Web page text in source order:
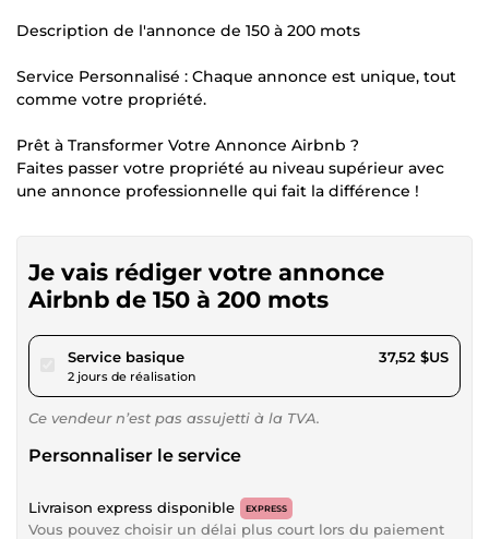
Description de l'annonce de 150 à 200 mots
Service Personnalisé : Chaque annonce est unique, tout
comme votre propriété.
Prêt à Transformer Votre Annonce Airbnb ?
Faites passer votre propriété au niveau supérieur avec
une annonce professionnelle qui fait la différence !
Je vais rédiger votre annonce
Airbnb de 150 à 200 mots
Service basiquepour 34,58 $US
2 jours de réalisation
37,52 $US
Ce vendeur n’est pas assujetti à la TVA.
Personnaliser le service
Livraison express disponible EXPRESS
Vous pouvez choisir un délai plus court lors du paiement